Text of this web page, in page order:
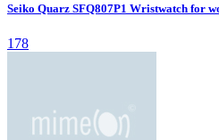
Seiko Quarz SFQ807P1 Wristwatch for
178